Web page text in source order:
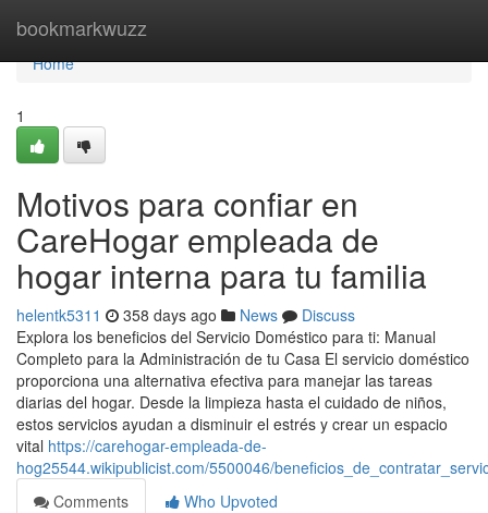
bookmarkwuzz
Home
Home
1
Motivos para confiar en
CareHogar empleada de
hogar interna para tu familia
helentk5311 358 days ago News
Discuss
Explora los beneficios del Servicio Doméstico para ti: Manual
Completo para la Administración de tu Casa El servicio doméstico
proporciona una alternativa efectiva para manejar las tareas
diarias del hogar. Desde la limpieza hasta el cuidado de niños,
estos servicios ayudan a disminuir el estrés y crear un espacio
vital https://carehogar-empleada-de-
hog25544.wikipublicist.com/5500046/
Comments
Who Upvoted